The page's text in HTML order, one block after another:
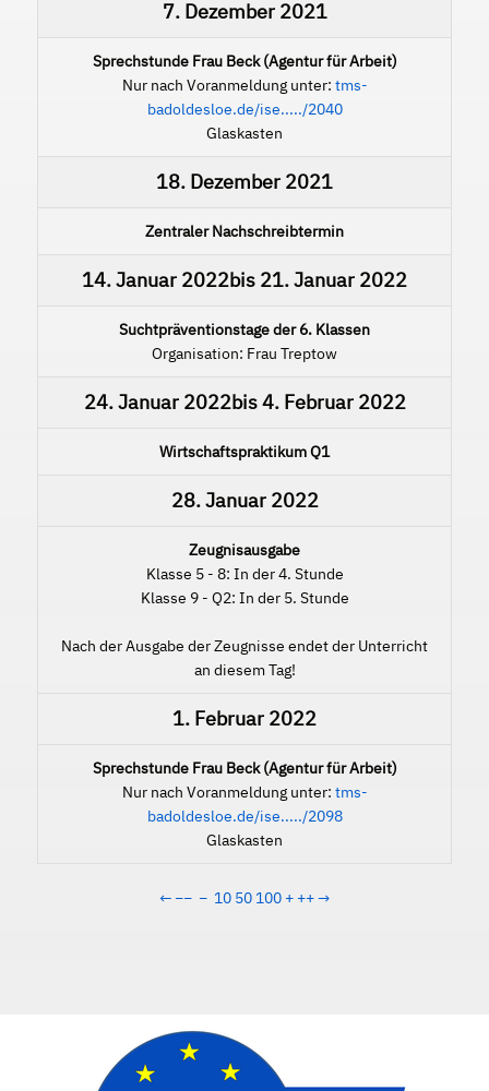
7. Dezember 2021
Sprechstunde Frau Beck (Agentur für Arbeit)
Nur nach Voranmeldung unter: tms-
badoldesloe.de/ise...../2040
Glaskasten
18. Dezember 2021
Zentraler Nachschreibtermin
14. Januar 2022bis 21. Januar 2022
Suchtpräventionstage der 6. Klassen
Organisation: Frau Treptow
24. Januar 2022bis4. Februar 2022
Wirtschaftspraktikum Q1
28. Januar 2022
Zeugnisausgabe
Klasse 5 - 8: In der 4. Stunde
Klasse 9 - Q2: In der 5. Stunde
Nach der Ausgabe der Zeugnisse endet der Unterricht
an diesem Tag!
1. Februar 2022
Sprechstunde Frau Beck (Agentur für Arbeit)
Nur nach Voranmeldung unter: tms-
badoldesloe.de/ise...../2098
Glaskasten
← −− − 10 50 100 + ++→